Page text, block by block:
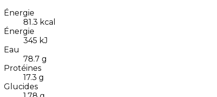
Énergie
81.3 kcal
Énergie
345 kJ
Eau
78.7 g
Protéines
17.3 g
Glucides